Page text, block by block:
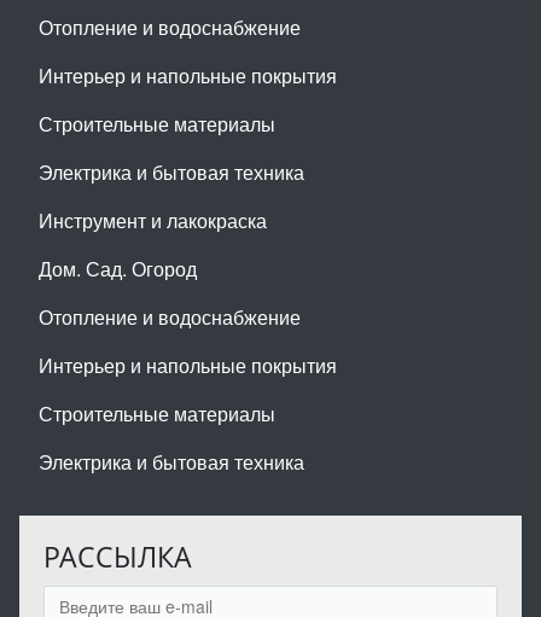
Отопление и водоснабжение
Интерьер и напольные покрытия
Строительные материалы
Электрика и бытовая техника
Инструмент и лакокраска
Дом. Сад. Огород
Отопление и водоснабжение
Интерьер и напольные покрытия
Строительные материалы
Электрика и бытовая техника
РАССЫЛКА